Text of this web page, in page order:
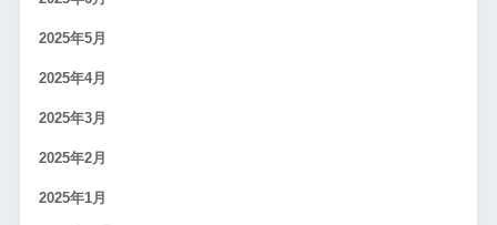
2025年5月
2025年4月
2025年3月
2025年2月
2025年1月